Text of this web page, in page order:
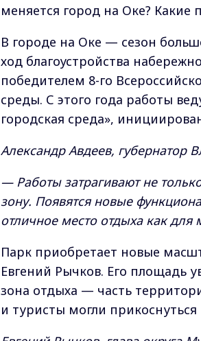
меняется город на Оке? Какие
В городе на Оке — сезон
ход благоустройства
победителем 8-го
среды. С этого года работы
городская среда»,
Александр Авдеев, губернатор
— Работы затрагивают не
зону. Появятся новые
отличное место отдыха как для
Парк приобретает новые
Евгений Рычков. Его площадь
зона отдыха — часть
и туристы могли